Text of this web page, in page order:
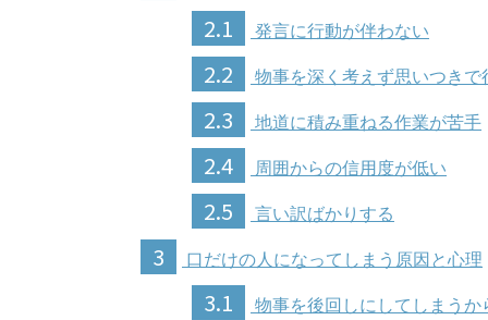
2.1 発言に行動が伴わない
2.2 物事を深く考えず思いつきで
2.3 地道に積み重ねる作業が苦手
2.4 周囲からの信用度が低い
2.5 言い訳ばかりする
3 口だけの人になってしまう原因と心理
3.1 物事を後回しにしてしまうか